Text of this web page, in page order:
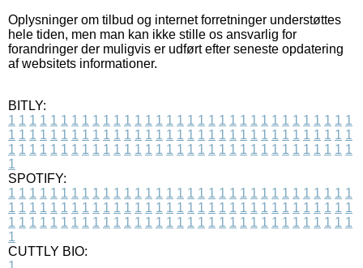
Oplysninger om tilbud og internet forretninger understøttes
hele tiden, men man kan ikke stille os ansvarlig for
forandringer der muligvis er udført efter seneste opdatering
af websitets informationer.
BITLY:
1 1 1 1 1 1 1 1 1 1 1 1 1 1 1 1 1 1 1 1 1 1 1 1 1 1 1 1 1 1 1 1 1
1 1 1 1 1 1 1 1 1 1 1 1 1 1 1 1 1 1 1 1 1 1 1 1 1 1 1 1 1 1 1 1 1
1 1 1 1 1 1 1 1 1 1 1 1 1 1 1 1 1 1 1 1 1 1 1 1 1 1 1 1 1 1 1 1 1
1
SPOTIFY:
1 1 1 1 1 1 1 1 1 1 1 1 1 1 1 1 1 1 1 1 1 1 1 1 1 1 1 1 1 1 1 1 1
1 1 1 1 1 1 1 1 1 1 1 1 1 1 1 1 1 1 1 1 1 1 1 1 1 1 1 1 1 1 1 1 1
1 1 1 1 1 1 1 1 1 1 1 1 1 1 1 1 1 1 1 1 1 1 1 1 1 1 1 1 1 1 1 1 1
1
CUTTLY BIO: